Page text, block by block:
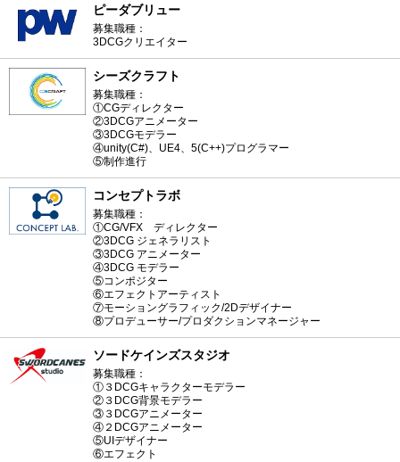
ピーダブリュー
募集職種：
3DCGクリエイター
シーズクラフト
募集職種：
①CGディレクター
②3DCGアニメーター
③3DCGモデラー
④unity(C#)、UE4、5(C++)プログラマー
⑤制作進行
コンセプトラボ
募集職種：
①CG/VFX ディレクター
②3DCG ジェネラリスト
③3DCG アニメーター
④3DCG モデラー
⑤コンポジター
⑥エフェクトアーティスト
⑦モーショングラフィック/2Dデザイナー
⑧プロデューサー/プロダクションマネージャー
ソードケインズスタジオ
募集職種：
①３DCGキャラクターモデラー
②３DCG背景モデラー
③３DCGアニメーター
④２DCGアニメーター
⑤UIデザイナー
⑥エフェクト